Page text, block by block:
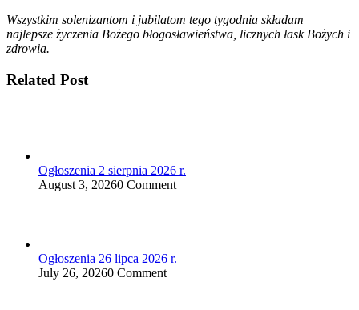
Wszystkim solenizantom i jubilatom tego tygodnia składam
najlepsze życzenia Bożego błogosławieństwa, licznych łask Bożych i
zdrowia.
Related Post
Ogłoszenia 2 sierpnia 2026 r.
August 3, 20260 Comment
Ogłoszenia 26 lipca 2026 r.
July 26, 20260 Comment